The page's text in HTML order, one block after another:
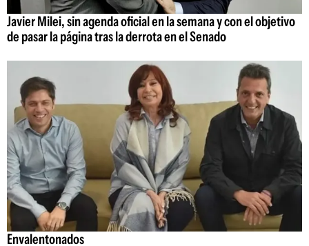
Javier Milei, sin agenda oficial en la semana y con el objetivo
de pasar la página tras la derrota en el Senado
Envalentonados